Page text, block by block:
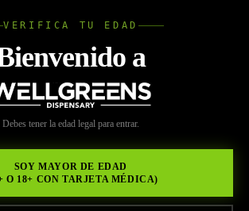
VERIFICA TU EDAD
a
Debes tener la edad legal para entrar.
SOY MAYOR DE EDAD
O 18+ CON TARJETA MÉDICA)
DIRECT